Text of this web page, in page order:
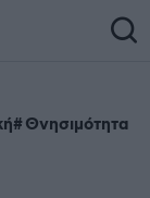
Θνησιμότητα